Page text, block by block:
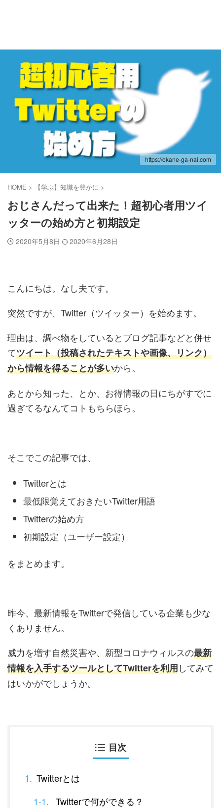
https://okane-ga-nai.com
HOME > 【学ぶ】知識を豊かに >
おじさんだって出来た！超初心者用ツイ
ッターの始め方と初期設定
2020年5月8日 2020年6月28日
こんにちは。なし夫です。
突然ですが、Twitter（ツイッター）を始めます。
理由は、調べ物をしているとブログ記事などと併せ
てツイート（投稿されたテキストや画像、リンク）
から情報を得ることが多いから。
あとから知った、とか、お得情報の日にちがすでに
過ぎてるなんてコトもちらほら。
そこでこの記事では、
Twitterとは
最低限覚えておきたいTwitter用語
Twitterの始め方
初期設定（ユーザー設定）
をまとめます。
昨今、最新情報をTwitterで発信している企業も少な
くありません。
威力を増す自然災害や、新型コロナウィルスの最新
情報を入手するツールとしてTwitterを利用してみて
はいかがでしょうか。
目次
Twitterとは
Twitterで何ができる？